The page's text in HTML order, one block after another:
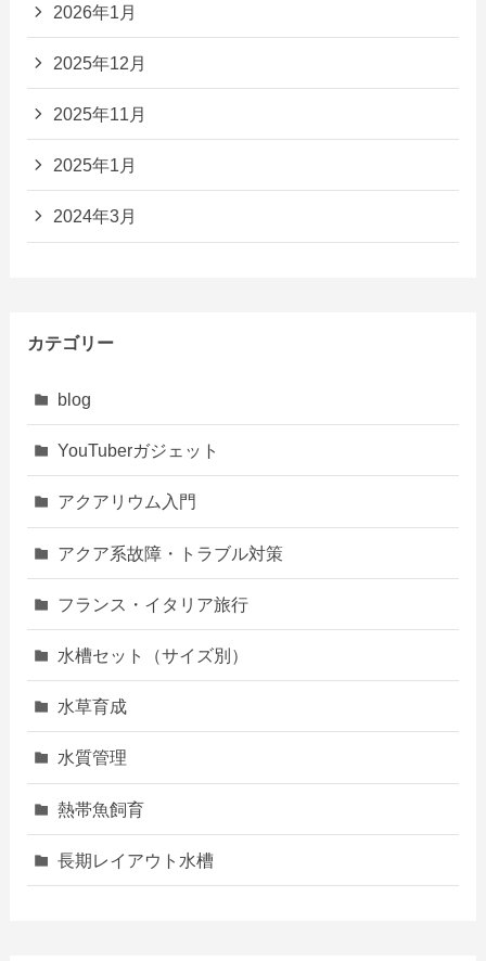
2026年1月
2025年12月
2025年11月
2025年1月
2024年3月
カテゴリー
blog
YouTuberガジェット
アクアリウム入門
アクア系故障・トラブル対策
フランス・イタリア旅行
水槽セット（サイズ別）
水草育成
水質管理
熱帯魚飼育
長期レイアウト水槽